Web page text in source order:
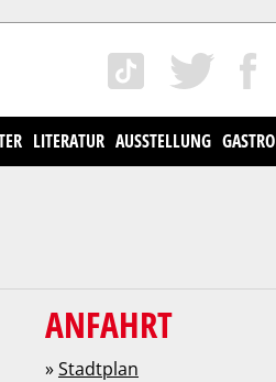
LITERATUR AUSSTELLUNG GASTRO
ANFAHRT
»Stadtplan